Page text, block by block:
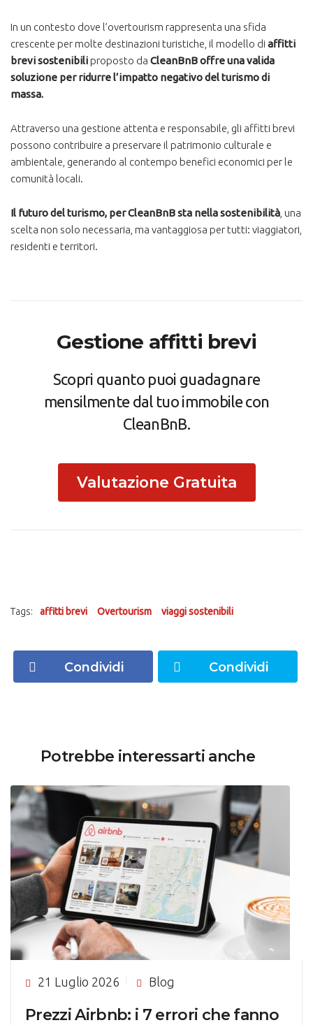
In un contesto dove l’overtourism rappresenta una sfida
crescente per molte destinazioni turistiche, il modello di affitti
brevi sostenibiliproposto da CleanBnB offre una valida
soluzione per ridurre l’impatto negativo del turismo di
massa.
Attraverso una gestione attenta e responsabile, gli affitti brevi
possono contribuire a preservare il patrimonio culturale e
ambientale, generando al contempo benefici economici per le
comunità locali.
Il futuro del turismo, per CleanBnB sta nella sostenibilità , una
scelta non solo necessaria, ma vantaggiosa per tutti: viaggiatori,
residenti e territori.
Gestione affitti brevi
Scopri quanto puoi guadagnare
mensilmente dal tuo immobile con
CleanBnB.
Valutazione Gratuita
Tags: affitti brevi Overtourism viaggi sostenibili
Condividi Condividi
Potrebbe interessarti anche
21 Luglio 2026 Blog
Prezzi Airbnb: i 7 errori che fanno